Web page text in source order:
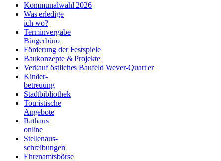
Kommunalwahl 2026
Was erledige
ich wo?
Terminvergabe
Bürgerbüro
Förderung der Festspiele
Baukonzepte & Projekte
Verkauf östliches Baufeld Wever-Quartier
Kinder-
betreuung
Stadtbibliothek
Touristische
Angebote
Rathaus
online
Stellenaus-
schreibungen
Ehrenamtsbörse